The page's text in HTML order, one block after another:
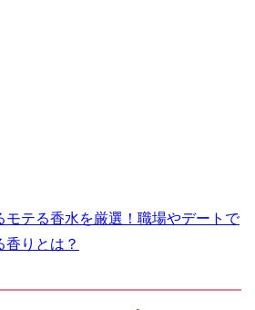
モテる香水を厳選！職場やデートで
りとは？